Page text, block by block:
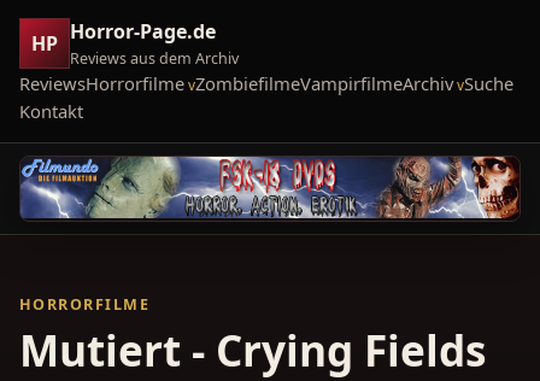
HP Horror-Page.de
Reviews aus dem Archiv
ReviewsHorrorfilme ZombiefilmeVampirfilmeArchiv Suche
Kontakt
HORRORFILME
Mutiert - Crying Fields